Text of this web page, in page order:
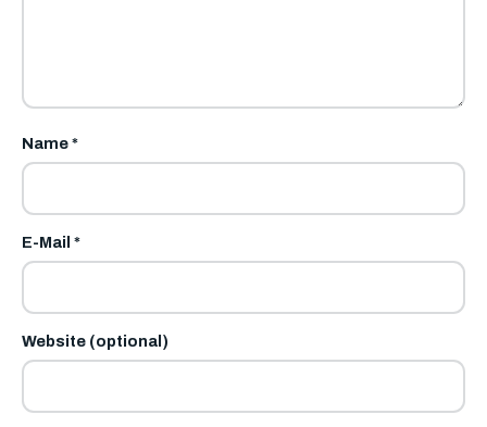
Name*
E-Mail *
Website (optional)